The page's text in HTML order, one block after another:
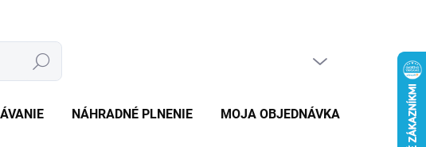
Hľadať
NÁHRADNÉ PLNENIE MOJA OBJEDNÁVKA ZNAČKY